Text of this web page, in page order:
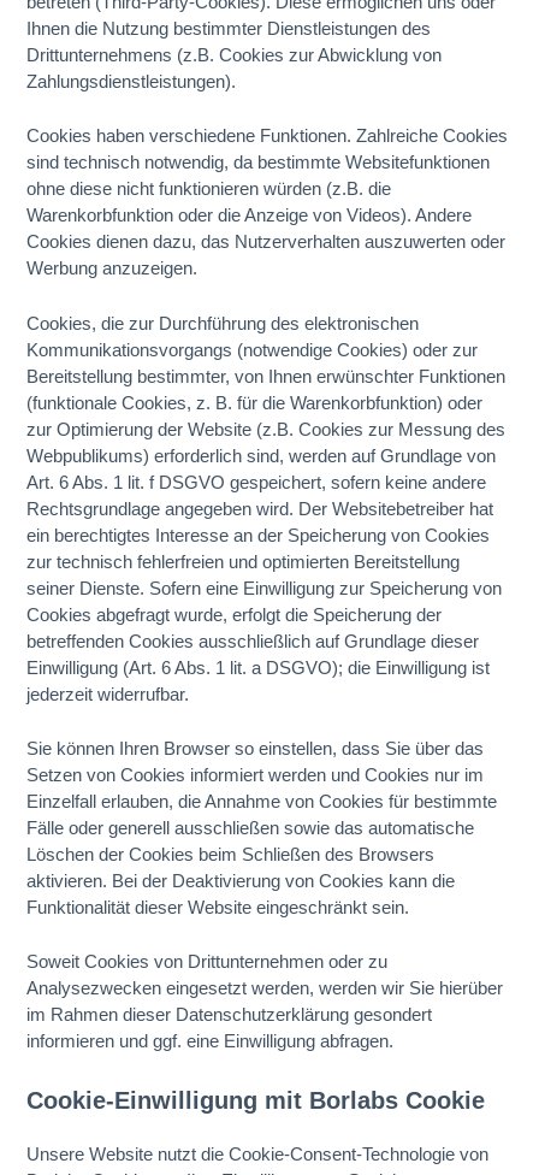
Ihnen die Nutzung bestimmter Dienstleistungen des
Drittunternehmens (z.B. Cookies zur Abwicklung von
Zahlungsdienstleistungen).
Cookies haben verschiedene Funktionen. Zahlreiche Cookies
sind technisch notwendig, da bestimmte Websitefunktionen
ohne diese nicht funktionieren würden (z.B. die
Warenkorbfunktion oder die Anzeige von Videos). Andere
Cookies dienen dazu, das Nutzerverhalten auszuwerten oder
Werbung anzuzeigen.
Cookies, die zur Durchführung des elektronischen
Kommunikationsvorgangs (notwendige Cookies) oder zur
Bereitstellung bestimmter, von Ihnen erwünschter Funktionen
(funktionale Cookies, z. B. für die Warenkorbfunktion) oder
zur Optimierung der Website (z.B. Cookies zur Messung des
Webpublikums) erforderlich sind, werden auf Grundlage von
Art. 6 Abs. 1 lit. f DSGVO gespeichert, sofern keine andere
Rechtsgrundlage angegeben wird. Der Websitebetreiber hat
ein berechtigtes Interesse an der Speicherung von Cookies
zur technisch fehlerfreien und optimierten Bereitstellung
seiner Dienste. Sofern eine Einwilligung zur Speicherung von
Cookies abgefragt wurde, erfolgt die Speicherung der
betreffenden Cookies ausschließlich auf Grundlage dieser
Einwilligung (Art. 6 Abs. 1 lit. a DSGVO); die Einwilligung ist
jederzeit widerrufbar.
Sie können Ihren Browser so einstellen, dass Sie über das
Setzen von Cookies informiert werden und Cookies nur im
Einzelfall erlauben, die Annahme von Cookies für bestimmte
Fälle oder generell ausschließen sowie das automatische
Löschen der Cookies beim Schließen des Browsers
aktivieren. Bei der Deaktivierung von Cookies kann die
Funktionalität dieser Website eingeschränkt sein.
Soweit Cookies von Drittunternehmen oder zu
Analysezwecken eingesetzt werden, werden wir Sie hierüber
im Rahmen dieser Datenschutzerklärung gesondert
informieren und ggf. eine Einwilligung abfragen.
Cookie-Einwilligung mit Borlabs Cookie
Unsere Website nutzt die Cookie-Consent-Technologie von